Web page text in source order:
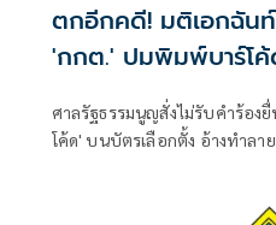
ตกอีกคดี! มติเอกฉัน
'กกต.' ปมพิมพ์บาร์โ
ศาลรัฐธรรมนูญสั่งไม่รับคำร้อ
โค้ด' บนบัตรเลือกตั้ง อ้างทำลา